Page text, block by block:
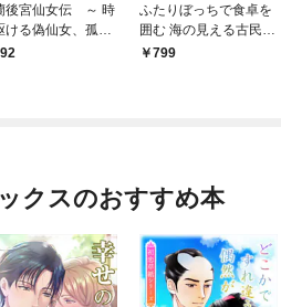
後宮仙女伝 ～ 時
ける偽仙女、孤独
子に出会う～【電
ふたりぼっちで食卓を
囲む 海の見える古民家
暮らし
799
クスのおすすめ本